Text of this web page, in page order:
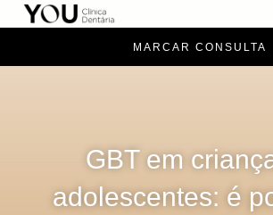
MARCAR CONSULTA
GBT em
adolescentes: é